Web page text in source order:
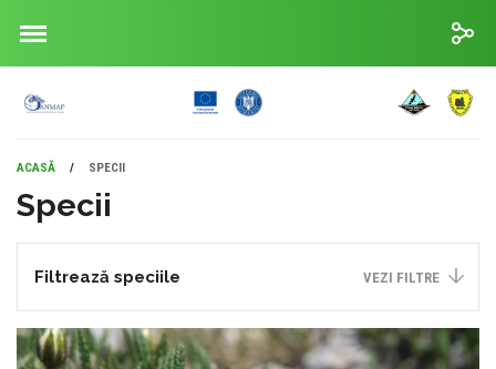
ACASĂ / SPECII
Specii
Filtrează speciile VEZI FILTRE